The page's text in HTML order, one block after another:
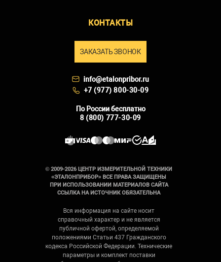
КОНТАКТЫ
ЗАКАЗАТЬ ЗВОНОК
info@etalonpribor.ru
+7 (977) 800-30-09
По России бесплатно
8 (800) 777-30-09
© 2009-2026 ЦЕНТР ИЗМЕРИТЕЛЬНОЙ ТЕХНИКИ
«ЭТАЛОНПРИБОР» ВСЕ ПРАВА ЗАЩИЩЕНЫ
ПРИ ИСПОЛЬЗОВАНИИ МАТЕРИАЛОВ САЙТА
ССЫЛКА НА ИСТОЧНИК ОБЯЗАТЕЛЬНА
Вся информация на сайте носит
справочный характер и не является
публичной офертой, определяемой
положениями Статьи 437 Гражданского
кодекса Российской Федерации. Технические
параметры и комплект поставки